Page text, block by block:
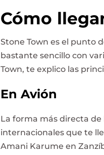
Cómo
Stone Town es el punto
bastante sencillo con
Town, te explico las
En Avión
La forma más directa de
internacionales que te
Amani Karume en